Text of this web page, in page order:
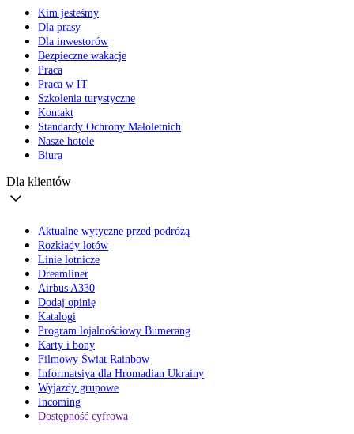
Kim jesteśmy
Dla prasy
Dla inwestorów
Bezpieczne wakacje
Praca
Praca w IT
Szkolenia turystyczne
Kontakt
Standardy Ochrony Małoletnich
Nasze hotele
Biura
Dla klientów
Aktualne wytyczne przed podróżą
Rozkłady lotów
Linie lotnicze
Dreamliner
Airbus A330
Dodaj opinię
Katalogi
Program lojalnościowy Bumerang
Karty i bony
Filmowy Świat Rainbow
Informatsiya dla Hromadian Ukrainy
Wyjazdy grupowe
Incoming
Dostępność cyfrowa